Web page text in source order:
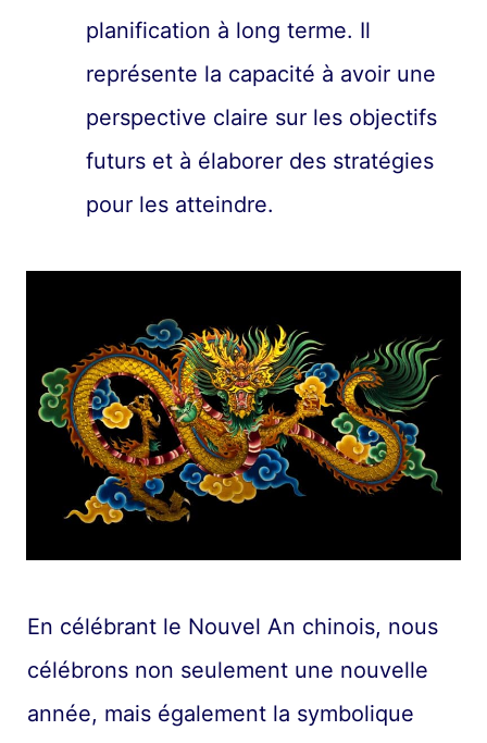
planification à long terme. Il
représente la capacité à avoir une
perspective claire sur les objectifs
futurs et à élaborer des stratégies
pour les atteindre.
En célébrant le Nouvel An chinois, nous
célébrons non seulement une nouvelle
année, mais également la symbolique